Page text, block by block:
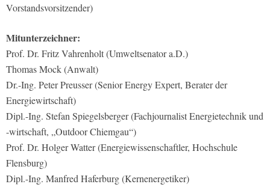
Vorstandsvorsitzender)
Mitunterzeichner:
Prof. Dr. Fritz Vahrenholt (Umweltsenator a.D.)
Thomas Mock (Anwalt)
Dr.-Ing. Peter Preusser (Senior Energy Expert, Berater der
Energiewirtschaft)
Dipl.-Ing. Stefan Spiegelsberger (Fachjournalist Energietechnik und
-wirtschaft, „Outdoor Chiemgau“)
Prof. Dr. Holger Watter (Energiewissenschaftler, Hochschule
Flensburg)
Dipl.-Ing. Manfred Haferburg (Kernenergetiker)